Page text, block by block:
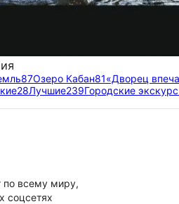
87Озеро Кабан81«Дворец
28Лучшие239Городские
всему миру,
соцсетях